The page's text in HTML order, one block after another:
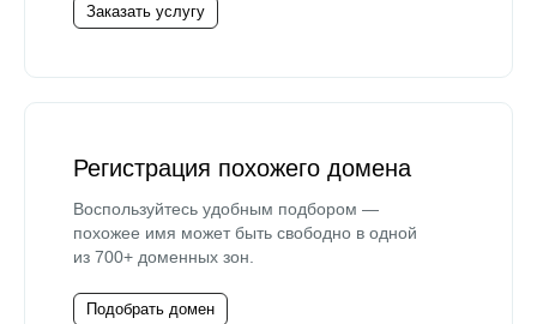
Заказать услугу
Регистрация похожего домена
Воспользуйтесь удобным подбором —
похожее имя может быть свободно в одной
из 700+ доменных зон.
Подобрать домен